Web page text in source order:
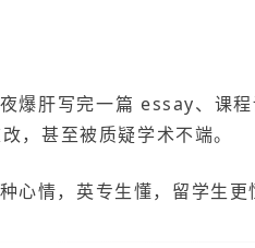
爆肝写完一篇 essay、课
，甚至被质疑学术不端。
心情，英专生懂，留学生更